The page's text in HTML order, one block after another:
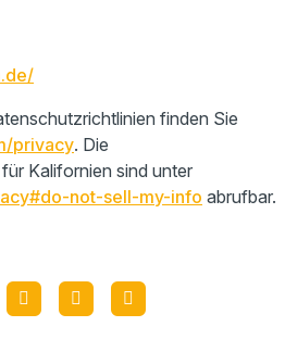
finden Sie
privacy. Die
Kalifornien sind unter
not-sell-my-info abrufbar.